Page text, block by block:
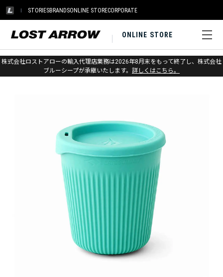
STORIESBRANDSONLINE STORECORPORATE
ONLINE STORE
株式会社ロストアローの輸入代理店業務は2026年8月末をもって終了し、株式会社
ブルーシープが承継いたします。 詳しくはこちら。
ホーム > シートゥサミット > キャンプキッチン